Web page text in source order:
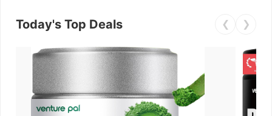
Today's Top Deals ❮ ❯